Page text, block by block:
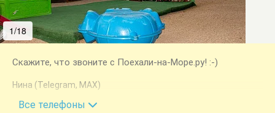
1/18
Скажите, что звоните с Поехали-на-Море.ру! :-)
Нина (Telegram, MAX)
+7 (928) 361-26-74
Все телефоны